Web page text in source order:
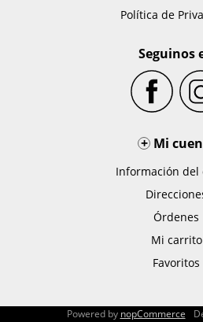
Política de
Seguinos
+ Mi
Información del
Órdenes
Mi carrito
Favoritos
Powered by nopCommerce